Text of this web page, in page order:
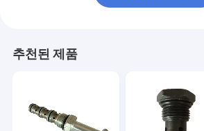
추천된 제품